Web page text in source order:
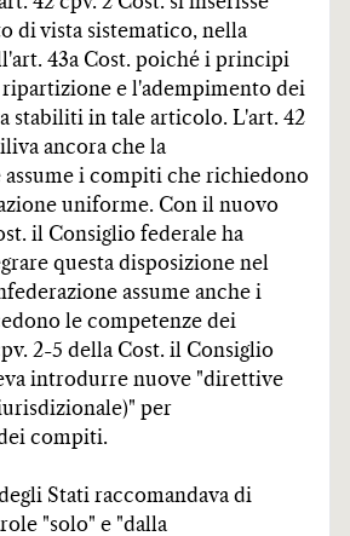
di vista sistematico, nella
43a Cost. poiché i principi
ripartizione e l'adempimento dei
stabiliti in tale articolo. L'art. 42
ancora che la
assume i compiti che richiedono
uniforme. Con il nuovo
il Consiglio federale ha
questa disposizione nel
assume anche i
le competenze dei
2-5 della Cost. il Consiglio
introdurre nuove "direttive
per
compiti.
Stati raccomandava di
"solo" e "dalla